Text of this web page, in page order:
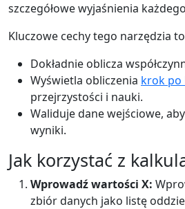
szczegółowe wyjaśnienia
Kluczowe cechy tego narzędzia
Dokładnie oblicza
Wyświetla obliczenia krok po
przejrzystości i nauki.
Waliduje dane wejściowe,
wyniki.
Jak korzystać z
Wprowadź wartości X:
zbiór danych jako listę